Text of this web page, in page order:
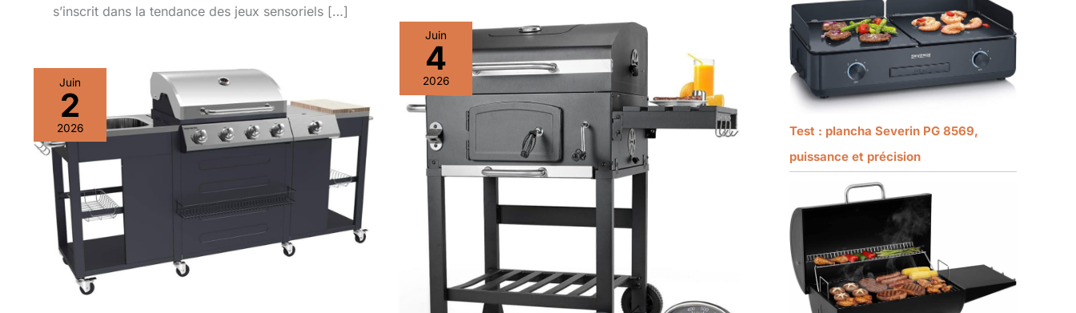
s’inscrit dans la tendance des jeux sensoriels […]
Juin
4
2026
Juin
2
2026
Test : plancha Severin PG 8569,
puissance et précision